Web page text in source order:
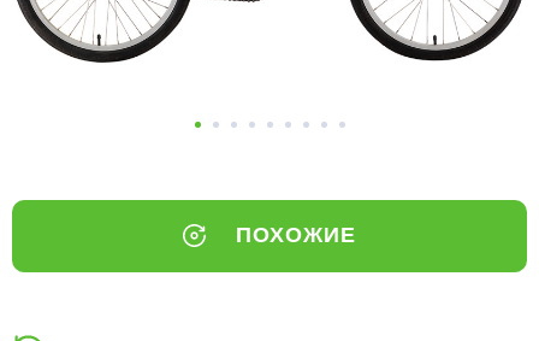
ПОХОЖИЕ
Оплачивайте сегодня только
25% картой любого банка
Оставшиеся